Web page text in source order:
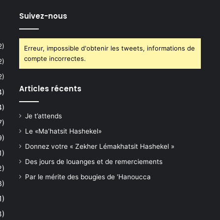
Suivez-nous
Erreur, impossible d'obtenir les tweets, informations de
compte incorrectes.
Articles récents
Je t’attends
Le «Ma’hatsit Hashekel»
Donnez votre « Zekher Lémakhatsit Hashekel »
Des jours de louanges et de remerciements
Par le mérite des bougies de ‘Hanoucca